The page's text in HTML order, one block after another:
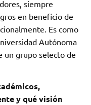
siempre
en beneficio de
Es como
Autónoma
un grupo selecto de
y qué visión